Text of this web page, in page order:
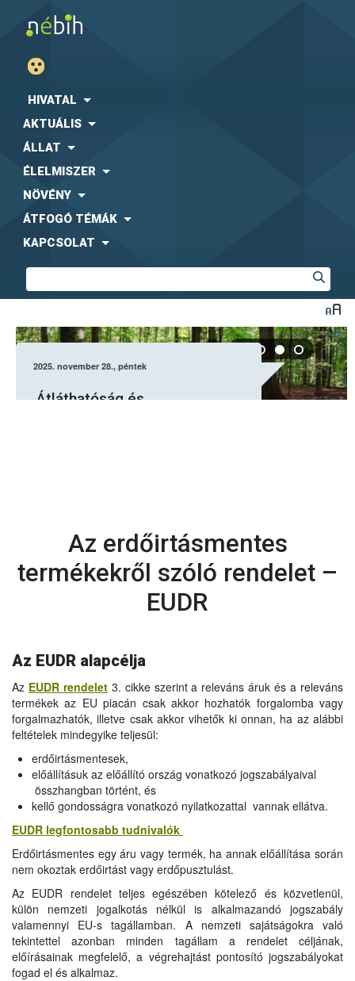
HIVATAL
AKTUÁLIS
ÁLLAT
ÉLELMISZER
NÖVÉNY
ÁTFOGÓ TÉMÁK
KAPCSOLAT
2025. november 28., péntek
Átláthatóság és
Az erdőirtásmentes
termékekről szóló rendelet –
EUDR
Az EUDR alapcélja
Az EUDR rendelet3. cikke szerint a releváns áruk és a releváns
termékek az EU piacán csak akkor hozhatók forgalomba vagy
forgalmazhatók, illetve csak akkor vihetők ki onnan, ha az alábbi
feltételek mindegyike teljesül:
erdőirtásmentesek,
előállításuk az előállító ország vonatkozó jogszabályaival
összhangban történt, és
kellő gondosságra vonatkozó nyilatkozattal vannak ellátva.
EUDR legfontosabb tudnivalók
Erdőirtásmentes egy áru vagy termék, ha annak előállítása során
nem okoztak erdőirtást vagy erdőpusztulást.
Az EUDR rendelet teljes egészében kötelező és közvetlenül,
külön nemzeti jogalkotás nélkül is alkalmazandó jogszabály
valamennyi EU-s tagállamban. A nemzeti sajátságokra való
tekintettel azonban minden tagállam a rendelet céljának,
előírásainak megfelelő, a végrehajtást pontosító jogszabályokat
fogad el és alkalmaz.